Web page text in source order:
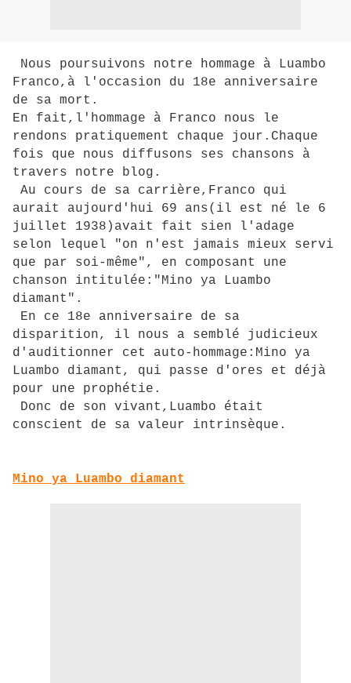
Nous poursuivons notre hommage à Luambo
Franco,à l'occasion du 18e anniversaire
de sa mort.
En fait,l'hommage à Franco nous le
rendons pratiquement chaque jour.Chaque
fois que nous diffusons ses chansons à
travers notre blog.
Au cours de sa carrière,Franco qui
aurait aujourd'hui 69 ans(il est né le 6
juillet 1938)avait fait sien l'adage
selon lequel "on n'est jamais mieux servi
que par soi-même", en composant une
chanson intitulée:"Mino ya Luambo
diamant".
En ce 18e anniversaire de sa
disparition, il nous a semblé judicieux
d'auditionner cet auto-hommage:Mino ya
Luambo diamant, qui passe d'ores et déjà
pour une prophétie.
Donc de son vivant,Luambo était
conscient de sa valeur intrinsèque.
Mino ya Luambo diamant